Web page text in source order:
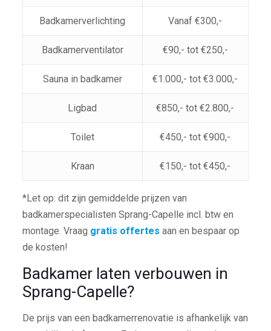
Badkamerverlichting Vanaf €300,-
Badkamerventilator €90,- tot €250,-
Sauna in badkamer €1.000,- tot €3.000,-
Ligbad €850,- tot €2.800,-
Toilet €450,- tot €900,-
Kraan €150,- tot €450,-
*Let op: dit zijn gemiddelde prijzen van
badkamerspecialisten Sprang-Capelle incl. btw en
montage. Vraag gratis offertes aan en bespaar op
de kosten!
Badkamer laten verbouwen in
Sprang-Capelle?
De prijs van een badkamerrenovatie is afhankelijk van